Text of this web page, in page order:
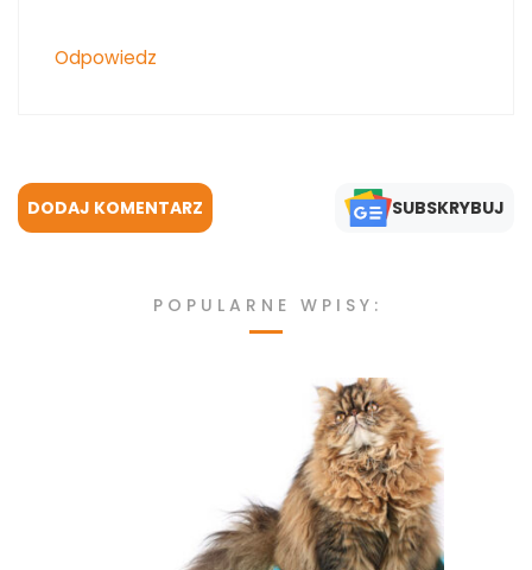
Odpowiedz
DODAJ KOMENTARZ SUBSKRYBUJ
POPULARNE WPISY: